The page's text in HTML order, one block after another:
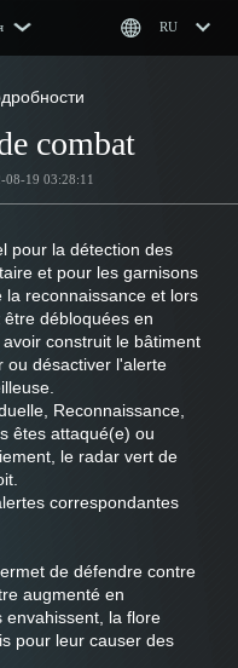
RU
combat
08-19 03:28:11
pour la détection des
et pour les garnisons
la reconnaissance et lors
être débloquées en
construit le bâtiment
ou désactiver l'alerte
Reconnaissance,
êtes attaqué(e) ou
le radar vert de
correspondantes
de défendre contre
augmenté en
envahissent, la flore
pour leur causer des